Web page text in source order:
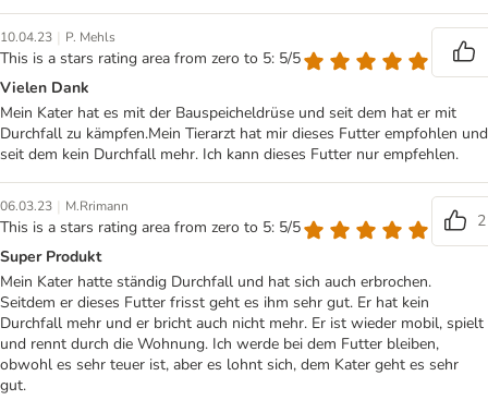
10.04.23 | P. Mehls
This is a stars rating area from zero to 5: 5/5
Vielen Dank
Mein Kater hat es mit der Bauspeicheldrüse und seit dem hat er mit
Durchfall zu kämpfen.Mein Tierarzt hat mir dieses Futter empfohlen und
seit dem kein Durchfall mehr. Ich kann dieses Futter nur empfehlen.
06.03.23 | M.Rrimann
This is a stars rating area from zero to 5: 5/5
2
Super Produkt
Mein Kater hatte ständig Durchfall und hat sich auch erbrochen.
Seitdem er dieses Futter frisst geht es ihm sehr gut. Er hat kein
Durchfall mehr und er bricht auch nicht mehr. Er ist wieder mobil, spielt
und rennt durch die Wohnung. Ich werde bei dem Futter bleiben,
obwohl es sehr teuer ist, aber es lohnt sich, dem Kater geht es sehr
gut.